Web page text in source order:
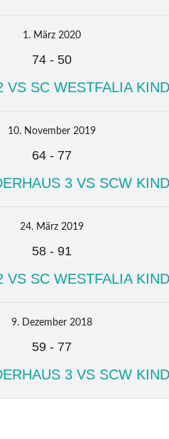
1. März 2020
74- 50
VS SC WESTFALIA
10. November 2019
64- 77
3 VS SCW
24. März 2019
58- 91
VS SC WESTFALIA
9. Dezember 2018
59- 77
3 VS SCW